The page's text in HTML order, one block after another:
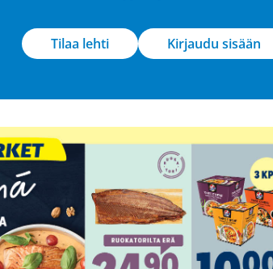
Tilaa lehti Kirjaudu sisään